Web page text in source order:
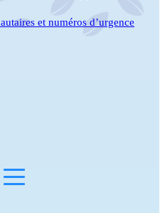
et numéros d’urgence